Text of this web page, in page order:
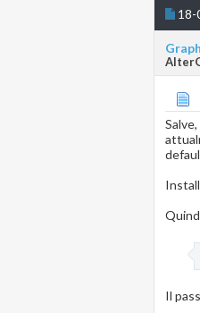
18-
Salve,
Il